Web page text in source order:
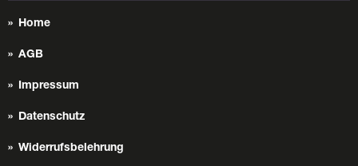
Home
AGB
Impressum
Datenschutz
Widerrufsbelehrung